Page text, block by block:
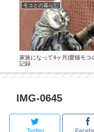
モコとの暮らし
家族になって4ヶ月|愛猫モコ
記録
IMG-0645